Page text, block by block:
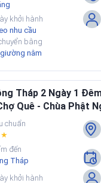
khởi hành
nhu cầu
bằng
nằm
Tháp 2 Ngày 1
Quê - Chùa Phật
chuẩn
đến
Tháp
khởi hành